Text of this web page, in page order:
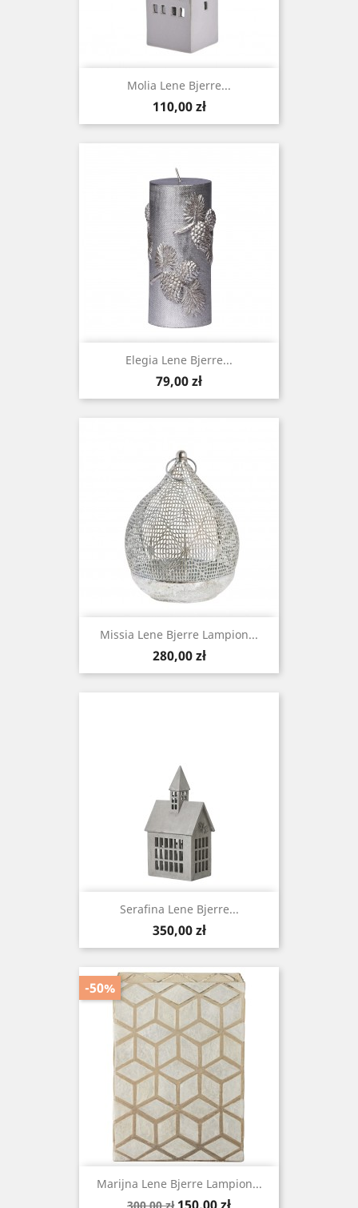
Molia Lene Bjerre...
Cena
110,00 zł
Elegia Lene Bjerre...
Cena
79,00 zł
Missia Lene Bjerre Lampion...
Cena
280,00 zł
Serafina Lene Bjerre...
Cena
350,00 zł
Marijna Lene Bjerre Lampion...
Cena Cena
-50%